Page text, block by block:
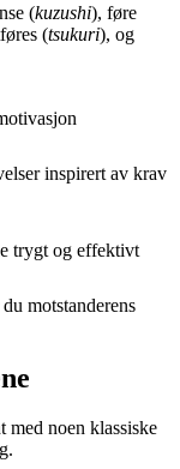
(kuzushi), føre
(tsukuri), og
inspirert av krav
trygt og effektivt
motstanderens
noen klassiske